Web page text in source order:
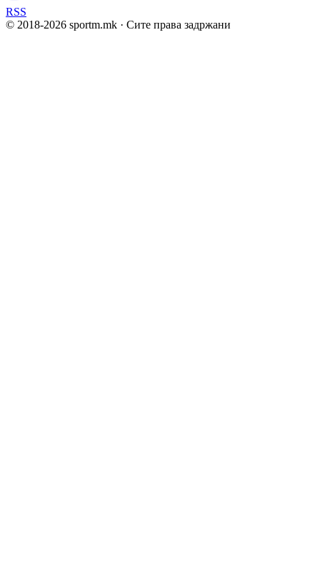
RSS
© 2018-2026 sportm.mk · Сите права задржани